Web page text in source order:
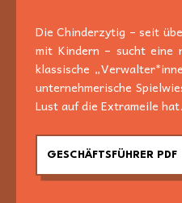
Die Chinderzytig – seit
mit Kindern – sucht eine
klassische
unternehmerische
Lust auf die Extrameile hat.
GESCHÄFTSFÜHRER PDF